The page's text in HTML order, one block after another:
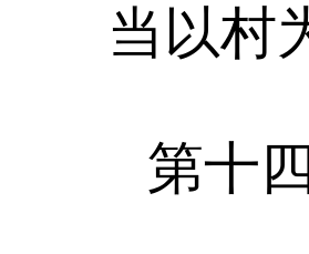
当以村
第十